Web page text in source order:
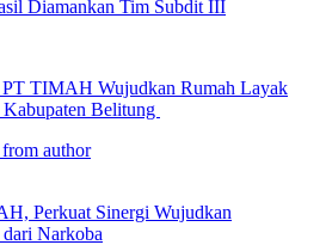
Diamankan Tim Subdit III
TIMAH Wujudkan Rumah Layak
Belitung
author
Perkuat Sinergi Wujudkan
Narkoba